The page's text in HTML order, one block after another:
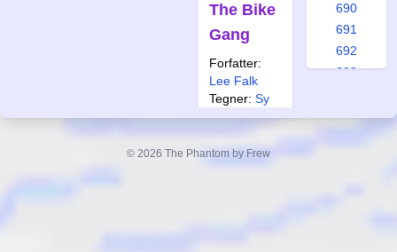
The Bike
Gang
Forfatter:
Lee Falk
Tegner: Sy
Barry
publisert i:
690
691
692
693
© 2026 The Phantom by Frew